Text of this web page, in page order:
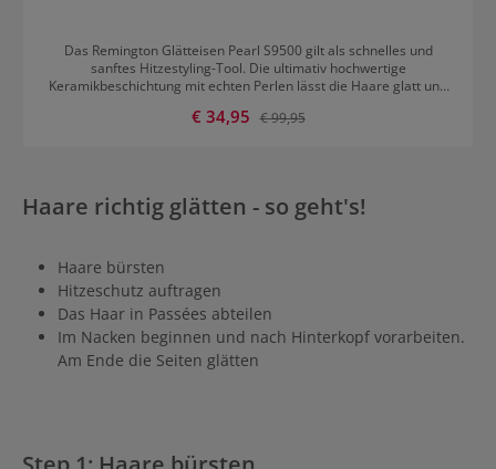
Das Remington Glätteisen Pearl S9500 gilt als schnelles und
sanftes Hitzestyling-Tool. Die ultimativ hochwertige
Keramikbeschichtung mit echten Perlen lässt die Haare glatt und
Druck federnd gelagert, extra lang und schmal. Schon nach 10
Sicherheitsabschaltung nach 60 Minuten, eine
Verkaufspreis:
€ 34,95 Regulärer Preis:
€ 99,95
Haare richtig glätten - so geht's!
Haare bürsten
Hitzeschutz auftragen
Das Haar in Passées abteilen
Im Nacken beginnen und nach Hinterkopf vorarbeiten.
Am Ende die Seiten glätten